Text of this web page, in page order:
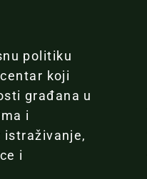
politiku
koji
građana u
i
istraživanje,
i